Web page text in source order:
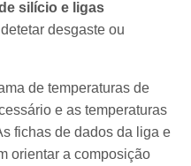
silício e ligas
desgaste ou
de temperaturas de
e as temperaturas
fichas de dados da liga e
orientar a composição